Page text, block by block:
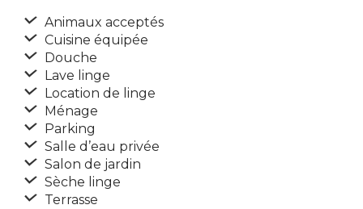
Animaux acceptés
Cuisine équipée
Douche
Lave linge
Location de linge
Ménage
Parking
Salle d’eau privée
Salon de jardin
Sèche linge
Terrasse